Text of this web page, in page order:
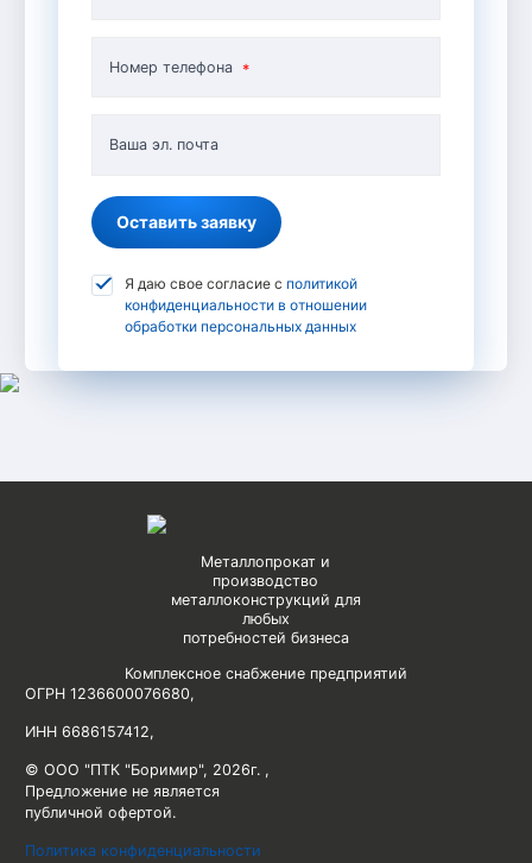
Номер телефона
Ваша эл. почта
Оставить заявку
Я даю свое согласие с политикой
конфиденциальности в отношении
обработки персональных данных
Металлопрокат и
производство
металлоконструкций для
любых
потребностей бизнеса
Комплексное снабжение предприятий
ОГРН 1236600076680,
ИНН 6686157412,
© ООО "ПТК "Боримир", 2026г. ,
Предложение не является
публичной офертой.
Политика конфиденциальности